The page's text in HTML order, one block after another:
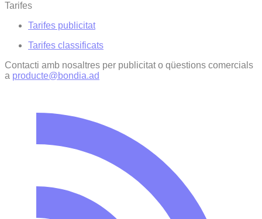
Tarifes
Tarifes publicitat
Tarifes classificats
Contacti amb nosaltres per publicitat o qüestions comercials
a producte@bondia.ad